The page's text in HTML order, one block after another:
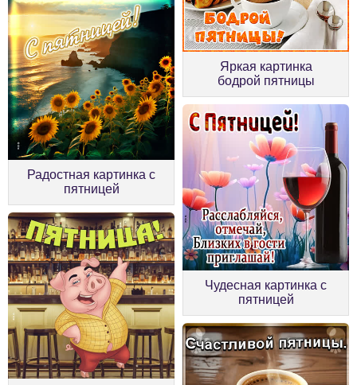
Радостная картинка с
пятницей
Яркая картинка
бодрой пятницы
Чудесная картинка с
пятницей